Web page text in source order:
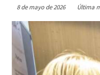
8 de mayo de 2026 Última